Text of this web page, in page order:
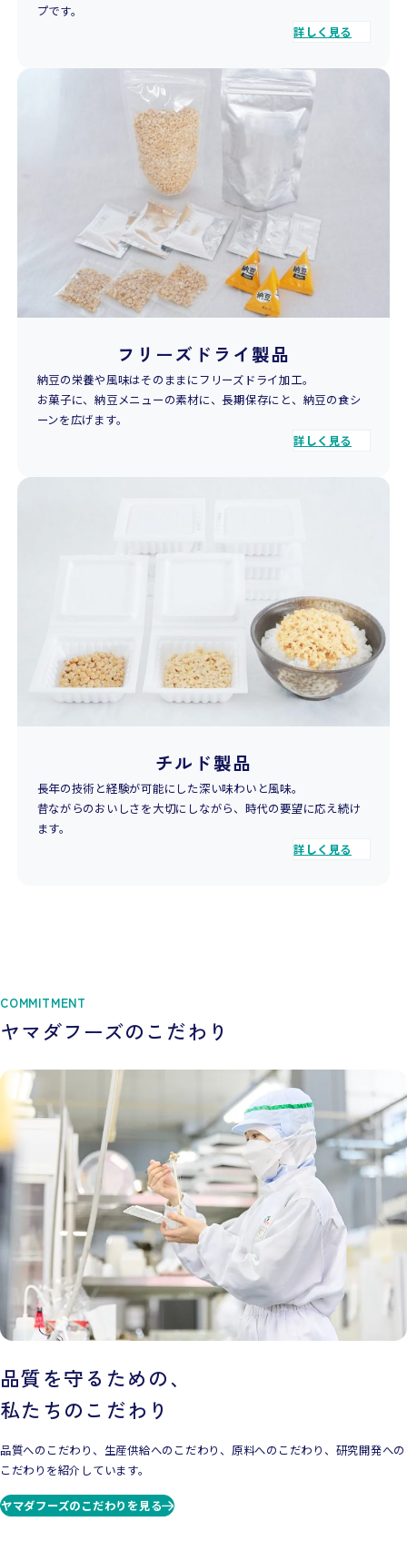
プです。
詳しく見る
フリーズドライ製品
納豆の栄養や風味はそのままにフリーズドライ加工。
お菓子に、納豆メニューの素材に、長期保存にと、納豆の食シ
ーンを広げます。
詳しく見る
チルド製品
長年の技術と経験が可能にした深い味わいと風味。
昔ながらのおいしさを大切にしながら、時代の要望に応え続け
ます。
詳しく見る
COMMITMENT
ヤマダフーズのこだわり
品質を守るための、
私たちのこだわり
品質へのこだわり、生産供給へのこだわり、原料へのこだわり、研究開発への
こだわりを紹介しています。
ヤマダフーズのこだわりを見る